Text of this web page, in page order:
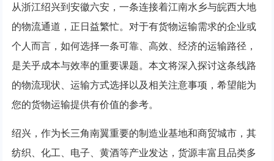
从浙江绍兴到安徽六安，一条连接着江南水乡与皖西大地
的物流通道，正日益繁忙。对于有货物运输需求的企业或
个人而言，如何选择一条可靠、高效、经济的运输路径，
是关乎成本与效率的重要课题。本文将深入探讨这条线路
的物流现状、运输方式选择以及相关注意事项，希望能为
您的货物运输提供有价值的参考。
绍兴，作为长三角南翼重要的制造业基地和商贸城市，其
纺织、化工、电子、黄酒等产业发达，货源丰富且品类多